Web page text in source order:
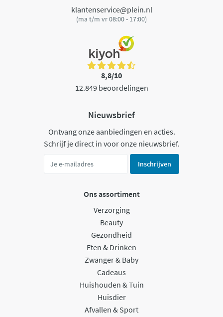
klantenservice@plein.nl
(ma t/m vr 08:00 - 17:00)
8,8/10
12.849 beoordelingen
Nieuwsbrief
Ontvang onze aanbiedingen en acties.
Schrijf je direct in voor onze nieuwsbrief.
Inschrijven
Ons assortiment
Verzorging
Beauty
Gezondheid
Eten & Drinken
Zwanger & Baby
Cadeaus
Huishouden & Tuin
Huisdier
Afvallen & Sport